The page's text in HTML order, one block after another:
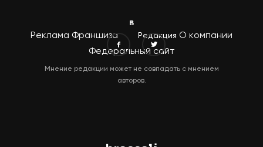
Мнение редакции может не совпадать с мнением
авторов.
Реклама Франшиза Редакция О компании
Федеральный сайт